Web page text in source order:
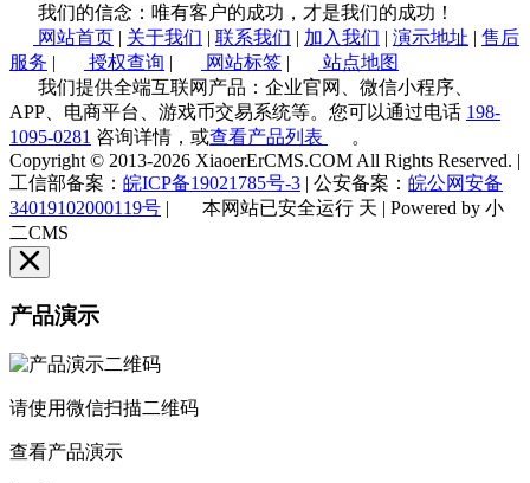
我们的信念：唯有客户的成功，才是我们的成功！
网站首页 | 关于我们 | 联系我们 | 加入我们 | 演示地址 | 售后
服务 | 授权查询 | 网站标签 |
站点地图
我们提供全端互联网产品：企业官网、微信小程序、
APP、电商平台、游戏币交易系统等。您可以通过电话 198-
1095-0281 咨询详情，或查看产品列表
。
Copyright © 2013-2026 XiaoerErCMS.COM All Rights Reserved. |
工信部备案： 皖ICP备19021785号-3 | 公安备案： 皖公网安备
34019102000119号 | 本网站已安全运行 天 | Powered by 小
二CMS
产品演示
请使用微信扫描二维码
查看产品演示